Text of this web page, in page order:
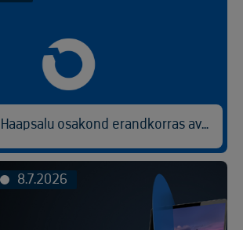
6.augustil on Haapsalu osakond erandkorras avatud kl 9.00-14.30.
8.7.2026